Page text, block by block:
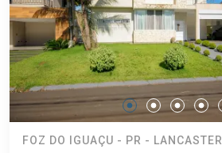
FOZ DO IGUAÇU - PR - LANCASTER